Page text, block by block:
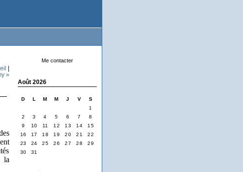
Me contacter
Août 2026
D L M M J V
S
1
2
3 4 5 6 7
8
9
10 11 12 13 14
15
16
17 18 19 20 21
22
23
24 25 26 27 28
29
30
31
|
»
la